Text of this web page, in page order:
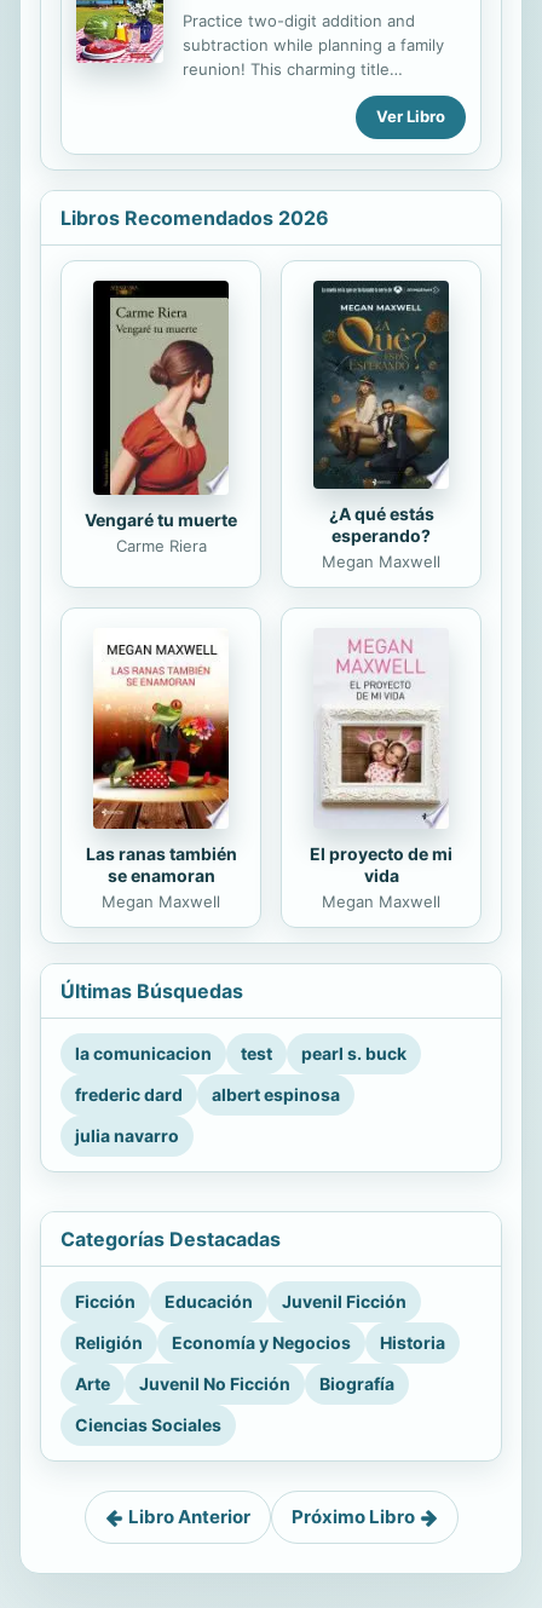
Practice two-digit addition and
subtraction while planning a family
reunion! This charming title
encourages young readers to use
subtraction skills and STEM concepts
to help plan the reunion by
determining how many people are
attending and how much the family
will need to accommodate everyone.
where the reunion should be!
Calculate how many children are
attending by subtracting the number
of adults from the number of total
guests! Examples like these and
more pair with helpful mathematical
charts and vivid images to make
useful skills like addition and...
Ver Libro
Libros Recomendados 2026
Vengaré tu muerte
Carme Riera
¿A qué estás
esperando?
Megan Maxwell
Las ranas también
se enamoran
Megan Maxwell
El proyecto de mi
vida
Megan Maxwell
Últimas Búsquedas
la comunicacion test
pearl s. buck
frederic dard
albert espinosa
julia navarro
Categorías Destacadas
Ficción Educación
Juvenil Ficción
Religión
Economía y Negocios
Historia
Arte
Juvenil No Ficción
Biografía
Ciencias Sociales
Libro Anterior Próximo Libro